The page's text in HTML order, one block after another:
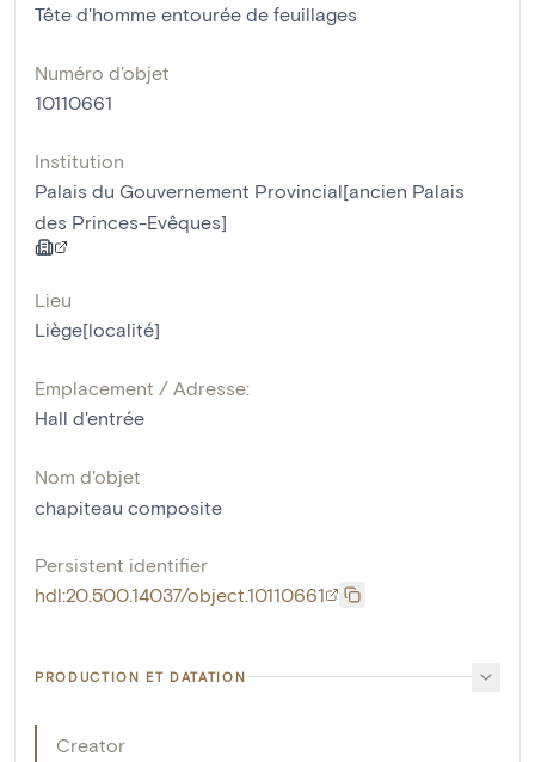
Tête d'homme entourée de feuillages
Numéro d'objet
10110661
Institution
Palais du Gouvernement Provincial[ancien Palais
des Princes-Evêques]
Lieu
Liège[localité]
Emplacement / Adresse:
Hall d'entrée
Nom d'objet
chapiteau composite
Persistent identifier
hdl:20.500.14037/object.10110661
PRODUCTION ET DATATION
Creator